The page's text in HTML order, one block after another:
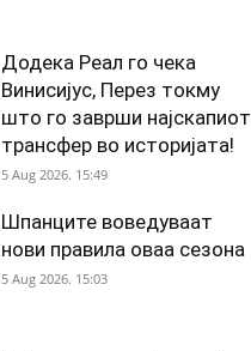
Додека Реал го чека
Винисијус, Перез токму
што го заврши најскапиот
трансфер во историјата!
5 Aug 2026. 15:49
Шпанците воведуваат
нови правила оваа сезона
5 Aug 2026. 15:03